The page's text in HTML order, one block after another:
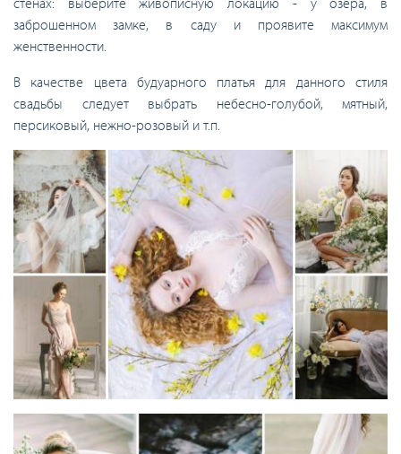
заброшенном замке, в саду и проявите максимум
женственности.
В качестве цвета будуарного платья для данного стиля
свадьбы следует выбрать небесно-голубой, мятный,
персиковый, нежно-розовый и т.п.